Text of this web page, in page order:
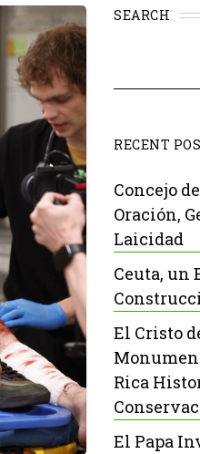
SEARCH
RECENT
Concejo
Oración,
Laicidad
Ceuta, un
El Cristo
Rica
El Papa